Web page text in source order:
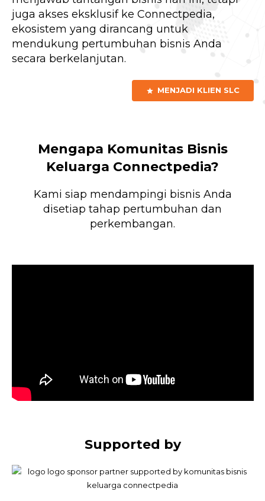
juga akses eksklusif ke Connectpedia,
ekosistem yang dirancang untuk
mendukung pertumbuhan bisnis Anda
secara berkelanjutan.
star MENJADI KLIEN SLC
Mengapa Komunitas Bisnis
Keluarga Connectpedia?
Kami siap mendampingi bisnis Anda
disetiap tahap pertumbuhan dan
perkembangan.
Supported by